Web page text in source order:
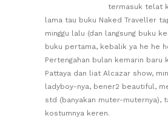
termasuk telat
lama tau buku Naked Traveller
minggu lalu (dan langsung buku
buku pertama, kebalik ya he he
Pertengahan bulan kemarin baru
Pattaya dan liat Alcazar show,
ladyboy-nya, bener2 beautiful,
std (banyakan muter-muternya),
kostumnya keren.